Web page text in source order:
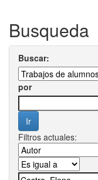
Busqueda
Buscar:
por
Filtros actuales: